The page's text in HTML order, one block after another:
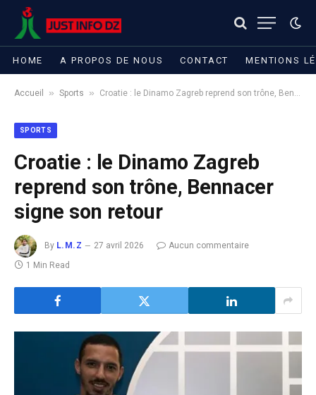
HOME A PROPOS DE NOUS CONTACT MENTIONS
Accueil » Sports » Croatie : le Dinamo Zagreb reprend son trône, Bennacer signe son retour
SPORTS
Croatie : le Dinamo Zagreb
reprend son trône, Bennacer
signe son retour
By L.M.Z 27 avril 2026
Aucun commentaire
1 Min Read